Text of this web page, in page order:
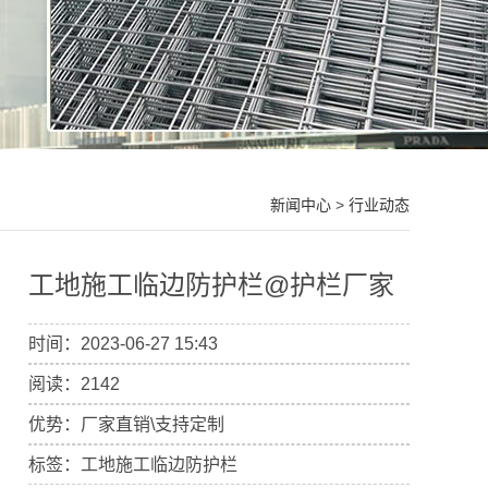
新闻中心 > 行业动态
工地施工临边防护栏@护栏厂家
时间：2023-06-27 15:43
阅读：2142
优势：厂家直销\支持定制
标签：工地施工临边防护栏